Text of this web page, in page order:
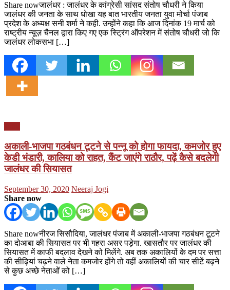
Share nowजालंधर : जालंधर के कांग्रेसी सांसद संतोष चौधरी ने किया
जालंधर की जनता के साथ धोखा यह बात भारतीय जनता युवा मोर्चा पंजाब
प्रदेश के अध्यक्ष सनी शर्मा ने कही. उन्होंने कहा कि आज दिनांक 19 मार्च को
राष्ट्रीय न्यूज़ चैनल द्वारा किए गए एक स्ट्रिंग ऑपरेशन में संतोष चौधरी जो कि
जालंधर लोकसभा […]
अकाली-भाजपा गठबंधन टूटने से पन्नू को होगा फायदा, कमजोर हुए
केडी भंडारी, कालिया को राहत, कैंट जाएंगे राठौर, पढ़ें कैसे बदलेगी
जालंधर की सियासत
Posted
on
September 30, 2020 Author
Neeraj Jogi
Share now
Share nowनीरज सिसौदिया, जालंधर पंजाब में अकाली-भाजपा गठबंधन टूटने
का दोआबा की सियासत पर भी गहरा असर पड़ेगा. खासतौर पर जालंधर की
सियासत में काफी बदलाव देखने को मिलेंगे. अब तक अकालियों के दम पर सत्ता
की सीढ़ियां चढ़ने वाले नेता कमजोर होंगे तो वहीं अकालियों की चार सीटें बढ़ने
से कुछ अच्छे नेताओं को […]